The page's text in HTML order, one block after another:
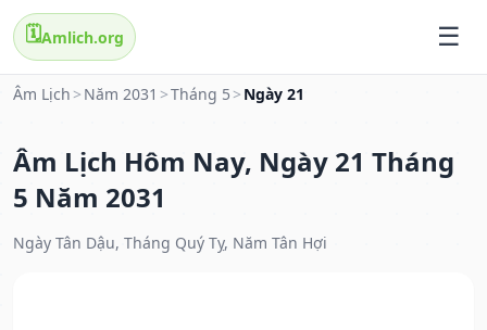
🗓️Amlich.org
Âm Lịch > Năm 2031 >Tháng 5 > Ngày 21
Âm Lịch Hôm Nay, Ngày 21 Tháng
5 Năm 2031
Ngày Tân Dậu, Tháng Quý Tỵ, Năm Tân Hợi